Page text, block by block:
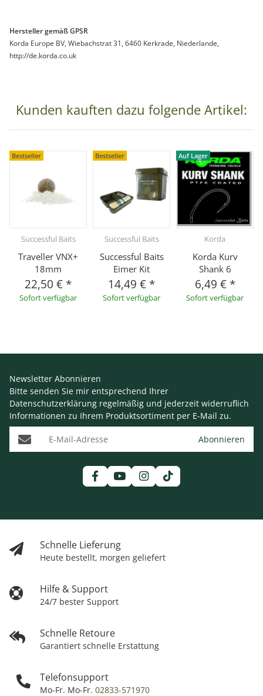
Hersteller gemäß GPSR
Korda Europe BV, Wiebachstrat 31, 6460 Kerkrade, Niederlande,
http://de.korda.co.uk
Kunden kauften dazu folgende Artikel:
Bestseller
Successful Baits
Traveller VNX+
18mm
22,50 € *
Sofort verfügbar
Bestseller
Successful Baits
Successful Baits
Eimer Kit
14,49 € *
Sofort verfügbar
Auf Lager
Korda
Korda Kurv
Shank 6
6,49 € *
Sofort verfügbar
Schnelle Lieferung
Heute bestellt, morgen geliefert
Hilfe & Support
24/7 bester Support
Schnelle Retoure
Garantiert schnelle Erstattung
Telefonsupport
Mo-Fr. Mo-Fr. 02833-571970
Newsletter Abonnieren
Bitte senden Sie mir entsprechend Ihrer
Datenschutzerklärung regelmäßig und jederzeit widerruflich
Informationen zu Ihrem Produktsortiment per E-Mail zu.
E-Mail-Adresse Abonnieren